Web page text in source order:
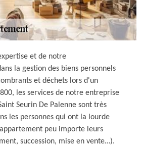
et de notre
la gestion des biens personnels
et déchets lors d'un
les services de notre entreprise
Seurin De Palenne sont très
les personnes qui ont la lourde
peu importe leurs
succession, mise en vente…).